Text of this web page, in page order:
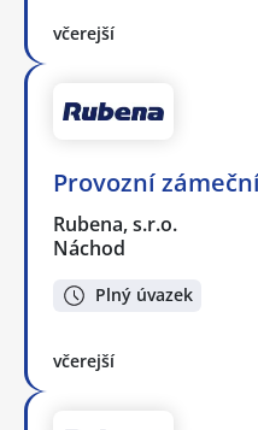
včerejší
Provozní
Rubena, s.r.o.
Náchod
Plný úvazek
včerejší